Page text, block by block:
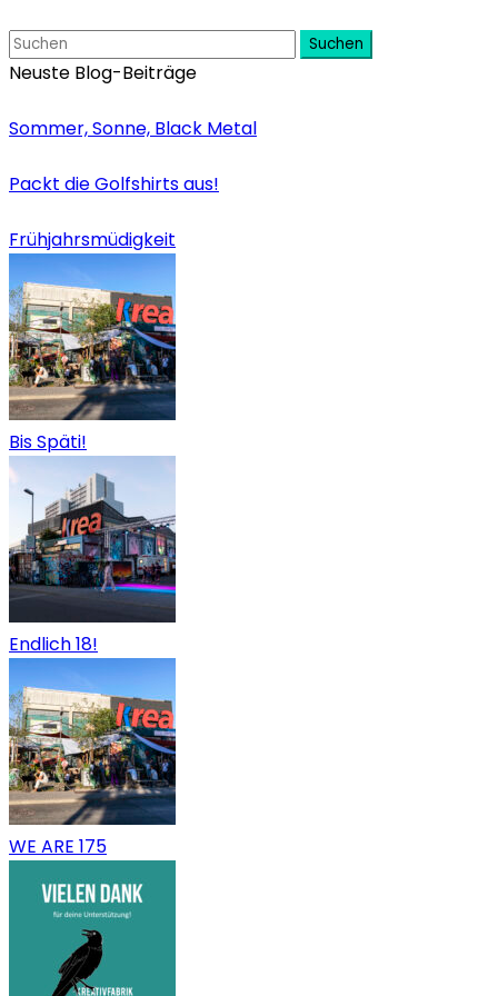
Suchen
Neuste Blog-Beiträge
Sommer, Sonne, Black Metal
Packt die Golfshirts aus!
Frühjahrsmüdigkeit
Bis Späti!
Endlich 18!
WE ARE 175